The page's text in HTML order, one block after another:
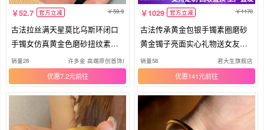
52.7 官方立减 59.9
古法拉丝满天星莫比乌斯环闭口
手镯女仿真黄金色磨砂扭纹素圈
手环
销量28 许多金 高端原创首饰店
优惠7.2元
1029 官方立减 1170
古法传承黄金包银手镯素圈磨砂
黄金镯子亮面实心礼物送女友送
妈妈
销量58 君大生旗舰店
优惠141元